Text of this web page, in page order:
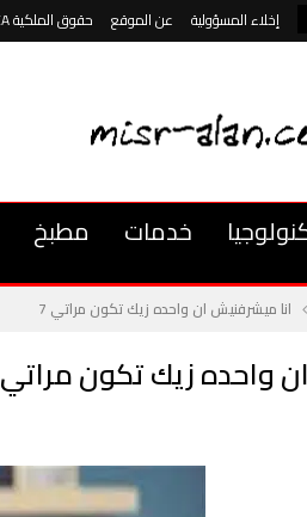
إخلاء المسؤولية عن الموقع حقوق الملكية DMCA
خدمات مطبخ
انا ميشرفنيش ان واحده زيك تكون مراتي 7
واحده زيك تكون مراتي 7